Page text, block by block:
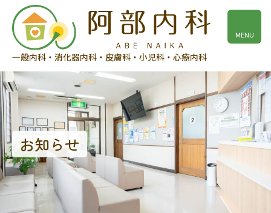
一般内科・消化器内科 ・ 皮膚科・小児科・心療内科
お知らせ
MENU